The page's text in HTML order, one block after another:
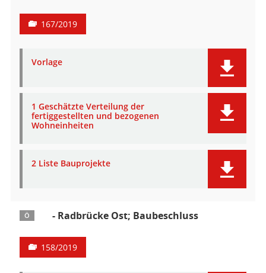
167/2019
Vorlage
1 Geschätzte Verteilung der
fertiggestellten und bezogenen
Wohneinheiten
2 Liste Bauprojekte
Ö - Radbrücke Ost; Baubeschluss
158/2019